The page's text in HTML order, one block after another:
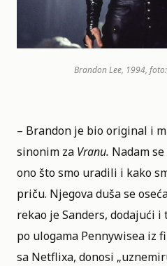
Brandon Lee, 1994,
– Brandon je bio original i
sinonim za Vranu. Nadam
ono što smo uradili i kako
priču. Njegova duša se
rekao je Sanders, dodajući i
po ulogama Pennywisea iz
sa Netflixa, donosi